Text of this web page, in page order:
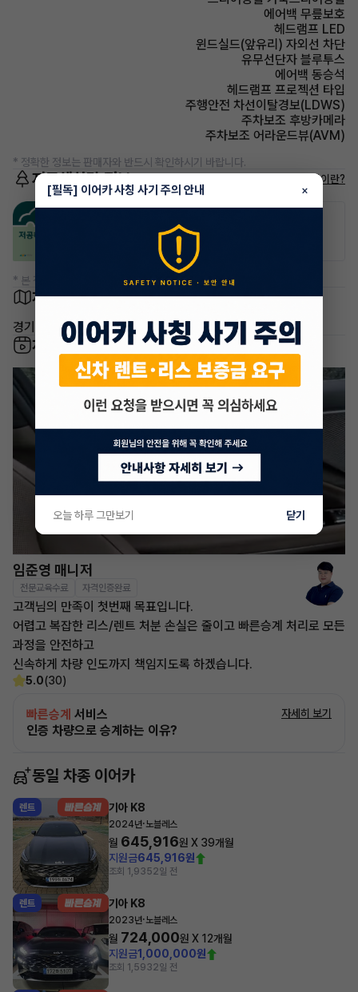
에어백 무릎보호
헤드램프 LED
윈드실드(앞유리) 자외선 차단
유무선단자 블루투스
에어백 동승석
헤드램프 프로젝션 타입
주행안전 차선이탈경보(LDWS)
주차보조 후방카메라
주차보조 어라운드뷰(AVM)
* 정확한 정보는 판매자와 반드시 확인하시기 바랍니다.
저공해차량 정보 저공해차량이란?
* 본 정보는 지자체마다 다를 수 있으니 실제 정보와 확인해 주세요.
차량 위치
경기 성남시 수정구
차량 영상
임준영 매니저
전문교육수료 자격인증완료
고객님의 만족이 첫번째 목표입니다.
어렵고 복잡한 리스/렌트 처분 손실은 줄이고 빠른승계 처리로 모든
과정을 안전하고
신속하게 차량 인도까지 책임지도록 하겠습니다.
5.0(30)
빠른승계 서비스
인증 차량으로 승계하는 이유?
자세히 보기
동일 차종 이어카
렌트 기아 K8
2024년·노블레스
월 645,916원 X 39개월
지원금645,916원
조회 1,9352일 전
렌트 기아 K8
2023년·노블레스
월 724,000원 X 12개월
지원금1,000,000원
조회 1,5932일 전
[필독] 이어카 사칭 사기 주의 안내 ×
오늘 하루 그만보기 닫기